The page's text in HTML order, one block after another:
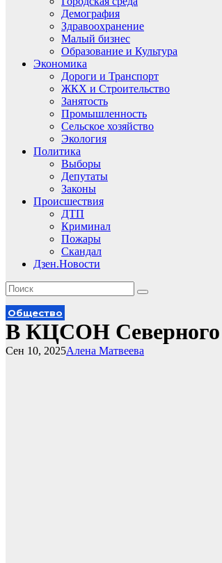
Демография
Здравоохранение
Малый бизнес
Образование и Культура
Экономика
Дороги и Транспорт
ЖКХ и Строительство
Занятость
Промышленность
Сельское хозяйство
Экология
Политика
Выборы
Депутаты
Законы
Происшествия
ДТП
Криминал
Пожары
Скандал
Дзен.Новости
Общество
В КЦСОН Северного
Алена Матвеева
Сен 10, 2025